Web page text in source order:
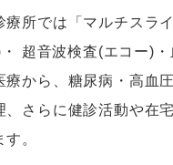
療所では「マルチスラ
超音波検査(エコー)
療から、糖尿病・高血
、さらに健診活動や在
。